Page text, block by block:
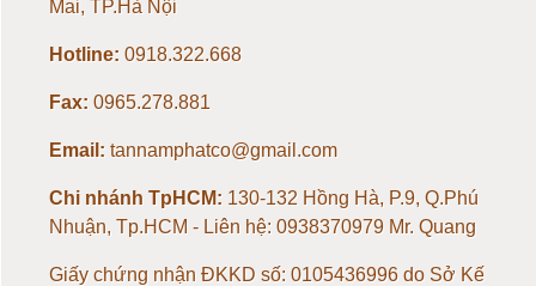
Loadcell 150kg
Loadcell 200kg
Loadcell 500kg
Mai, TP.Hà Nội
Hotline: 0918.322.668
Fax: 0965.278.881
Email: tannamphatco@gmail.com
Chi nhánh TpHCM: 130-132 Hồng Hà, P.9, Q.Phú
Nhuận, Tp.HCM - Liên hệ: 0938370979 Mr. Quang
Giấy chứng nhận ĐKKD số: 0105436996 do Sở Kế